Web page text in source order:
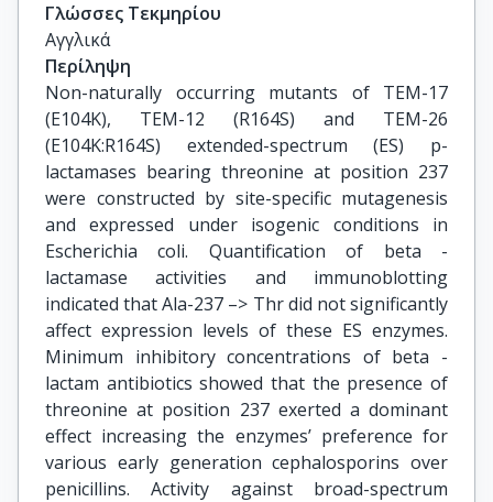
Γλώσσες Τεκμηρίου
Αγγλικά
Περίληψη
Non-naturally occurring mutants of TEM-17
(E104K), TEM-12 (R164S) and TEM-26
(E104K:R164S) extended-spectrum (ES) p-
lactamases bearing threonine at position 237
were constructed by site-specific mutagenesis
and expressed under isogenic conditions in
Escherichia coli. Quantification of beta -
lactamase activities and immunoblotting
indicated that Ala-237 –> Thr did not significantly
affect expression levels of these ES enzymes.
Minimum inhibitory concentrations of beta -
lactam antibiotics showed that the presence of
threonine at position 237 exerted a dominant
effect increasing the enzymes’ preference for
various early generation cephalosporins over
penicillins. Activity against broad-spectrum